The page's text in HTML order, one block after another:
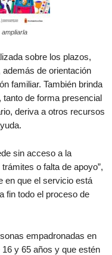
sobre los plazos,
de orientación
familiar. También brinda
de forma presencial
deriva a otros recursos
sin acceso a la
o falta de apoyo”,
en que el servicio está
fin todo el proceso de
empadronadas en
y 65 años y que estén